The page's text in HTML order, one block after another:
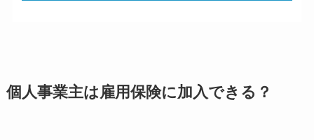
個人事業主は雇用保険に加入できる？